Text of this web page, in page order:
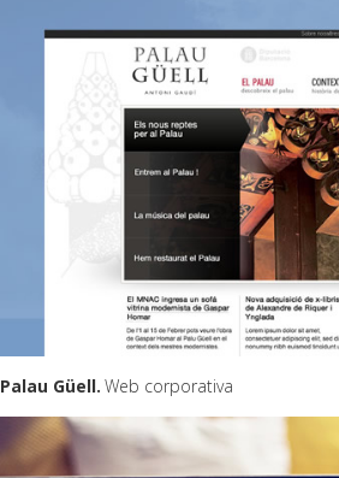
Palau Güell Web corporativa